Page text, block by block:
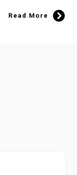
Read More